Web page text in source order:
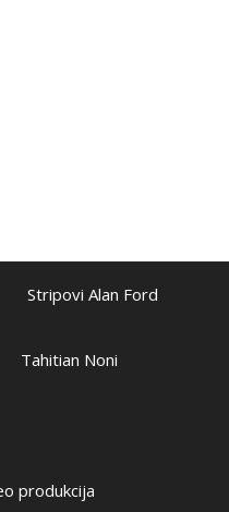
Stripovi Alan Ford
Tahitian Noni
produkcija